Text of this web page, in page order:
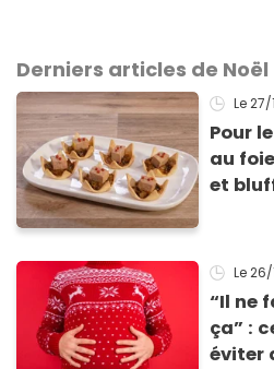
Derniers articles de Noël
Le
Pour
au
et
Le
“Il ne
ça” :
éviter